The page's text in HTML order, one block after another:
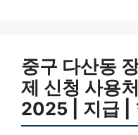
중구 다산동
제 신청 사용
2025 | 지급 |